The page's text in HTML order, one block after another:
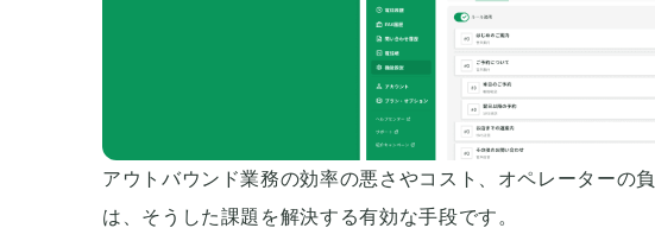
アウトバウンド業務の効率の悪さやコスト、オペレーターの
は、そうした課題を解決する有効な手段です。